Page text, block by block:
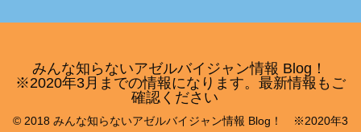
みんな知らないアゼルバイジャン情報 Blog！
※2020年3月までの情報になります。最新情報もご
確認ください
© 2018 みんな知らないアゼルバイジャン情報 Blog！ ※2020年3